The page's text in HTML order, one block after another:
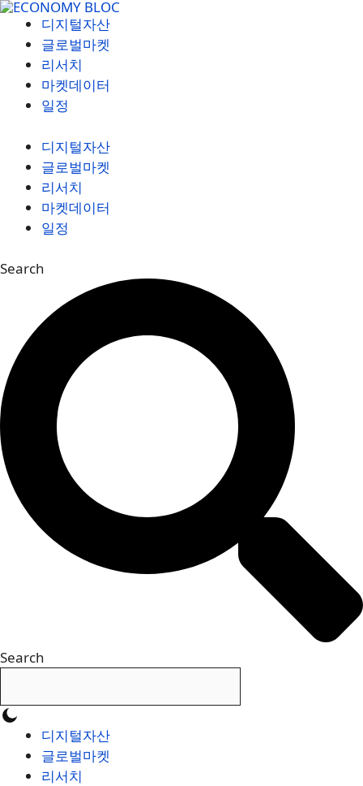
컨
디지털자산
글로벌마켓
리서치
마켓데이터
일정
디지털자산
글로벌마켓
리서치
마켓데이터
일정
Search
Search
디지털자산
글로벌마켓
리서치